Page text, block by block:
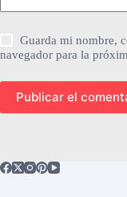
Guarda mi nombre,
navegador para la
Publicar el